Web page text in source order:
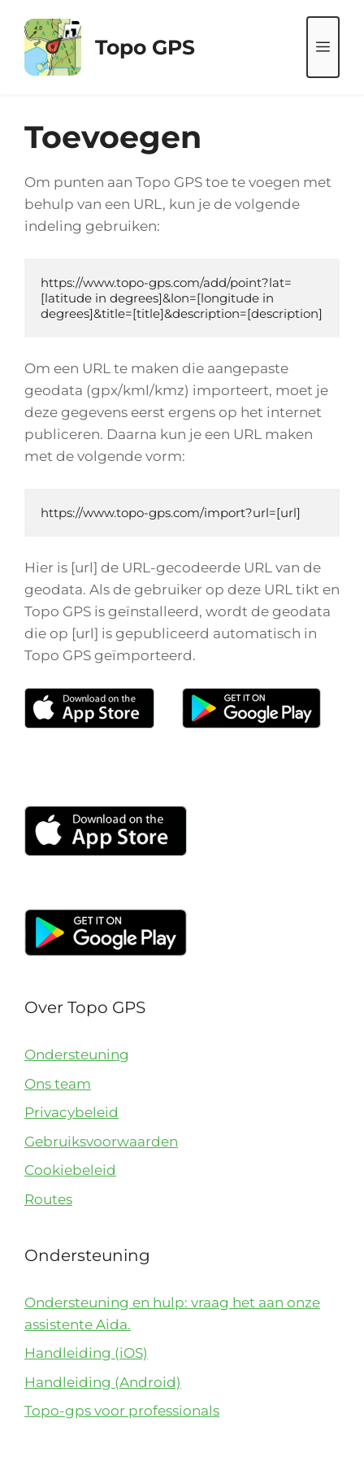
naar
inhoud
Topo GPS
Toevoegen
Om punten aan Topo GPS toe te voegen met
behulp van een URL, kun je de volgende
indeling gebruiken:
https://www.topo-gps.com/add/point?lat=
[latitude in degrees]&lon=[longitude in
degrees]&title=[title]&description=[description]
Om een URL te maken die aangepaste
geodata (gpx/kml/kmz) importeert, moet je
deze gegevens eerst ergens op het internet
publiceren. Daarna kun je een URL maken
met de volgende vorm:
https://www.topo-gps.com/import?url=[url]
Hier is [url] de URL-gecodeerde URL van de
geodata. Als de gebruiker op deze URL tikt en
Topo GPS is geïnstalleerd, wordt de geodata
die op [url] is gepubliceerd automatisch in
Topo GPS geïmporteerd.
Over Topo GPS
Ondersteuning
Ons team
Privacybeleid
Gebruiksvoorwaarden
Cookiebeleid
Routes
Ondersteuning
Ondersteuning en hulp: vraag het aan onze
assistente Aida.
Handleiding (iOS)
Handleiding (Android)
Topo-gps voor professionals